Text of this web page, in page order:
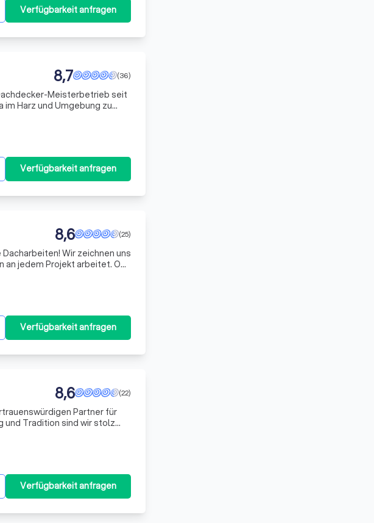
Verfügbarkeit anfragen
(36)
8,7
Meisterbetrieb seit
Harz und Umgebung zu
Verfügbarkeit anfragen
(25)
8,6
Wir zeichnen uns
an jedem Projekt arbeitet. Ob
Verfügbarkeit anfragen
(22)
8,6
Partner für
und Tradition sind wir stolz
Verfügbarkeit anfragen